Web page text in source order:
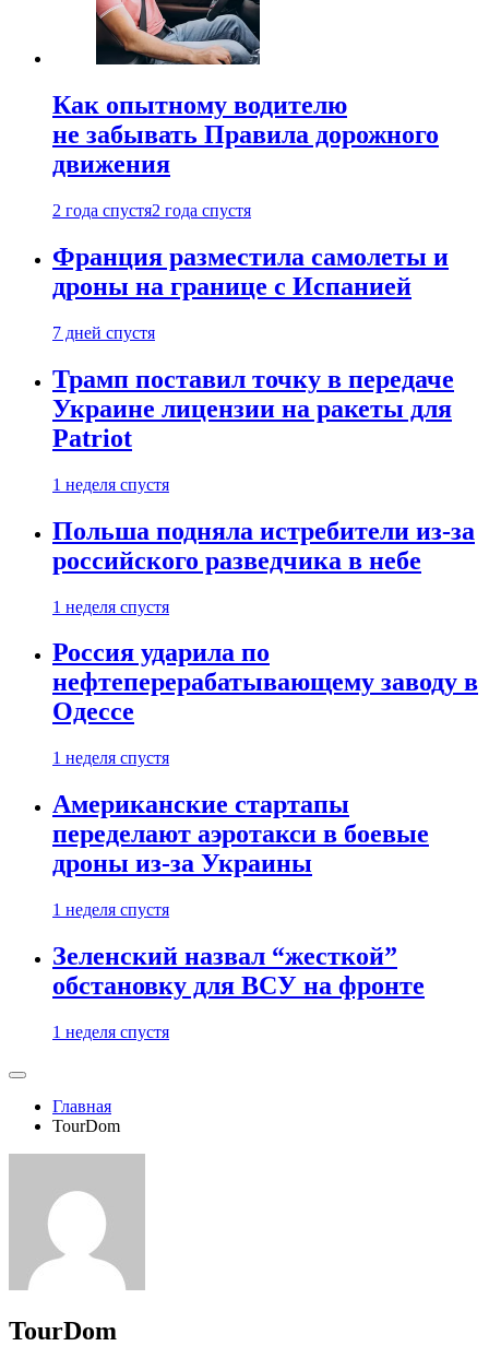
Как опытному водителю
не забывать Правила дорожного
движения
2 года спустя2 года спустя
Франция разместила самолеты и
дроны на границе с Испанией
7 дней спустя
Трамп поставил точку в передаче
Украине лицензии на ракеты для
Patriot
1 неделя спустя
Польша подняла истребители из-за
российского разведчика в небе
1 неделя спустя
Россия ударила по
нефтеперерабатывающему заводу в
Одессе
1 неделя спустя
Американские стартапы
переделают аэротакси в боевые
дроны из-за Украины
1 неделя спустя
Зеленский назвал “жесткой”
обстановку для ВСУ на фронте
1 неделя спустя
Главная
TourDom
TourDom